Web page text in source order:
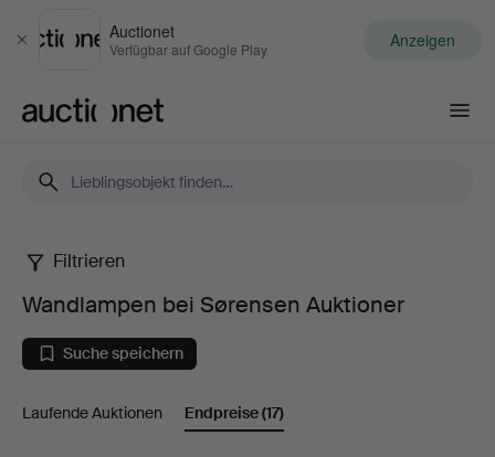
Schließen
Auctionet
Verfügbar auf Google Play Anzeigen
Wandlampen
bei
Sørensen
Auktioner
Filtrieren
Wandlampen bei Sørensen Auktioner
Suche speichern
Laufende Auktionen Endpreise(17)